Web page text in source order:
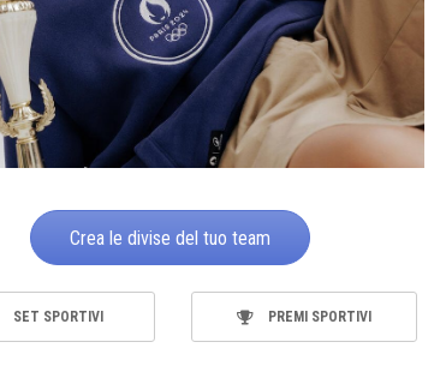
Crea le divise del tuo team
SET SPORTIVI PREMI SPORTIVI